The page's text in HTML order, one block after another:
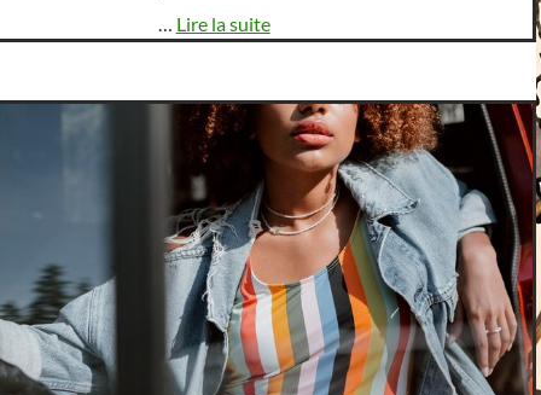
… Lire la suite